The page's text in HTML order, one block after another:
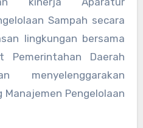
Sampah secara
lingkungan bersama
Daerah
menyelenggarakan
Pengelolaan